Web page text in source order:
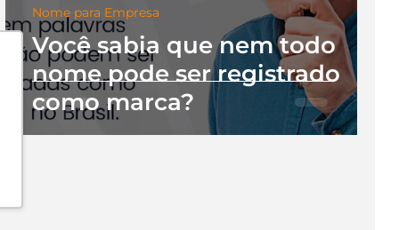
Você sabia que nem todo
nome pode ser registrado
como marca?
Nome para Empresa